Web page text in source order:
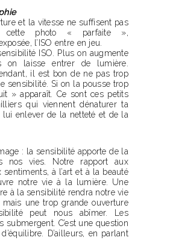
et la vitesse ne suffisent pas
cette photo « parfaite »,
l’ISO entre en jeu.
ISO. Plus on augmente
on laisse entrer de lumière.
il est bon de ne pas trop
sensibilité. Si on la pousse trop
» apparaît. Ce sont ces petits
qui viennent dénaturer ta
lui enlever de la netteté et de la
: la sensibilité apporte de la
nos vies. Notre rapport aux
sentiments, à l’art et à la beauté
notre vie à la lumière. Une
à la sensibilité rendra notre vie
une trop grande ouverture
peut nous abîmer. Les
submergent. C’est une question
D’ailleurs, en parlant